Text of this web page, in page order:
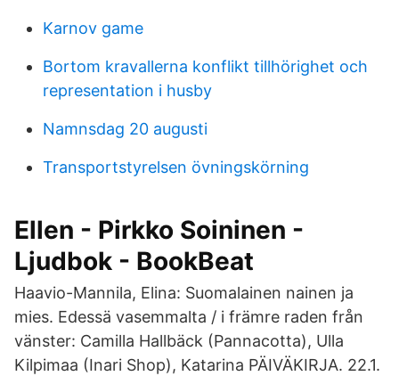
Karnov game
Bortom kravallerna konflikt tillhörighet och
representation i husby
Namnsdag 20 augusti
Transportstyrelsen övningskörning
Ellen - Pirkko Soininen -
Ljudbok - BookBeat
Haavio-Mannila, Elina: Suomalainen nainen ja
mies. Edessä vasemmalta / i främre raden från
vänster: Camilla Hallbäck (Pannacotta), Ulla
Kilpimaa (Inari Shop), Katarina PÄIVÄKIRJA. 22.1.